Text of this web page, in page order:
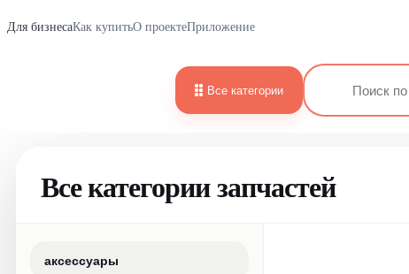
Для бизнесаКак купитьО проектеПриложение
Все категории
Все категории запчастей
аксессуары